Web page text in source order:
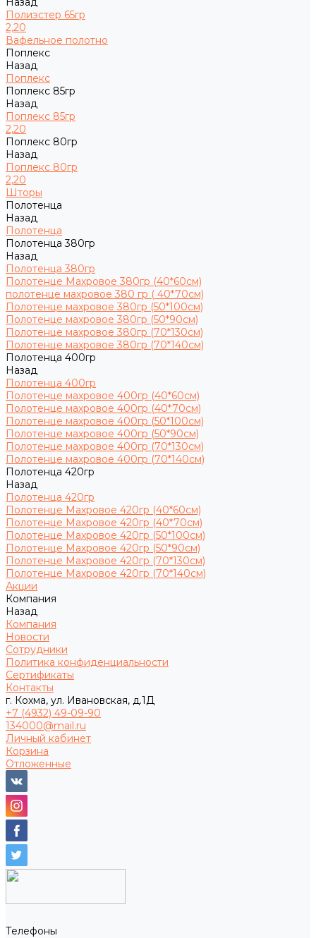
Полиэстер 65гр
2,20
Вафельное полотно
Поплекс
Назад
Поплекс
Поплекс 85гр
Назад
Поплекс 85гр
2,20
Поплекс 80гр
Назад
Поплекс 80гр
2,20
Шторы
Полотенца
Назад
Полотенца
Полотенца 380гр
Назад
Полотенца 380гр
Полотенце Махровое 380гр (40*60см)
полотенце махровое 380 гр ( 40*70см)
Полотенце махровое 380гр (50*100см)
Полотенце махровое 380гр (50*90см)
Полотенце махровое 380гр (70*130см)
Полотенце махровое 380гр (70*140см)
Полотенца 400гр
Назад
Полотенца 400гр
Полотенце махровое 400гр (40*60см)
Полотенце махровое 400гр (40*70см)
Полотенце махровое 400гр (50*100см)
Полотенце махровое 400гр (50*90см)
Полотенце махровое 400гр (70*130см)
Полотенце махровое 400гр (70*140см)
Полотенца 420гр
Назад
Полотенца 420гр
Полотенце Махровое 420гр (40*60см)
Полотенце Махровое 420гр (40*70см)
Полотенце Махровое 420гр (50*100см)
Полотенце Махровое 420гр (50*90см)
Полотенце Махровое 420гр (70*130см)
Полотенце Махровое 420гр (70*140см)
Акции
Компания
Назад
Компания
Новости
Сотрудники
Политика конфиденциальности
Сертификаты
Контакты
г. Кохма, ул. Ивановская, д.1Д
+7 (4932) 49-09-90
134000@mail.ru
Личный кабинет
Корзина
Отложенные
Телефоны